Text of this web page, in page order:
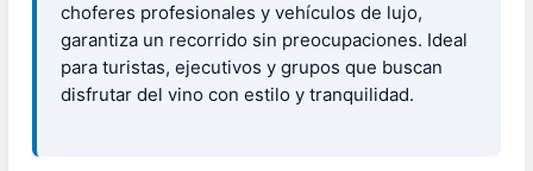
choferes profesionales y vehículos de lujo,
garantiza un recorrido sin preocupaciones. Ideal
para turistas, ejecutivos y grupos que buscan
disfrutar del vino con estilo y tranquilidad.